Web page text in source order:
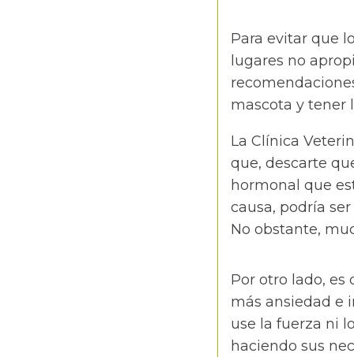
Para evitar que
lugares no
mascota y tener
La Clínica
que, descarte
hormonal que
causa, podría
No obstante,
Por otro lado, es
más ansiedad e
use la fuerza ni
haciendo sus